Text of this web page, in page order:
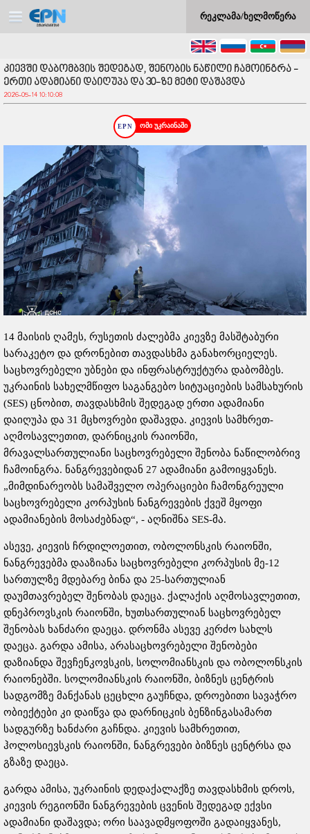
რეკლამა/ხელმოწერა
კიევში დაბომბვის შედეგად, შენობის ნაწილი ჩამოინგრა -
ერთი ადამიანი დაიღუპა და 30-ზე მეტი დაშავდა
2026-05-14 10:10:08
ომი უკრაინაში
14 მაისის ღამეს, რუსეთის ძალებმა კიევზე მასშტაბური
სარაკეტო და დრონებით თავდასხმა განახორციელეს.
საცხოვრებელი უბნები და ინფრასტრუქტურა დაბომბეს.
უკრაინის სახელმწიფო საგანგებო სიტუაციების სამსახურის
(SES) ცნობით, თავდასხმის შედეგად ერთი ადამიანი
დაიღუპა და 31 მცხოვრები დაშავდა. კიევის სამხრეთ-
აღმოსავლეთით, დარნიცკის რაიონში,
მრავალსართულიანი საცხოვრებელი შენობა ნაწილობრივ
ჩამოინგრა. ნანგრევებიდან 27 ადამიანი გამოიყვანეს.
„მიმდინარეობს სამაშველო ოპერაციები ჩამონგრეული
საცხოვრებელი კორპუსის ნანგრევების ქვეშ მყოფი
ადამიანების მოსაძებნად“, - აღნიშნა SES-მა.
ასევე, კიევის ჩრდილოეთით, ობოლონსკის რაიონში,
ნანგრევებმა დააზიანა საცხოვრებელი კორპუსის მე-12
სართულზე მდებარე ბინა და 25-სართულიან
დაუმთავრებელ შენობას დაეცა. ქალაქის აღმოსავლეთით,
დნეპროვსკის რაიონში, ხუთსართულიან საცხოვრებელ
შენობას ხანძარი დაეცა. დრონმა ასევე კერძო სახლს
დაეცა. გარდა ამისა, არასაცხოვრებელი შენობები
დაზიანდა შევჩენკოვსკის, სოლომიანსკის და ობოლონსკის
რაიონებში. სოლომიანსკის რაიონში, ბიზნეს ცენტრის
სადგომზე მანქანას ცეცხლი გაუჩნდა, დროებითი სავაჭრო
ობიექტები კი დაიწვა და დარნიცკის ბენზინგასამართ
სადგურზე ხანძარი გაჩნდა. კიევის სამხრეთით,
ჰოლოსიევსკის რაიონში, ნანგრევები ბიზნეს ცენტრსა და
გზაზე დაეცა.
გარდა ამისა, უკრაინის დედაქალაქზე თავდასხმის დროს,
კიევის რეგიონში ნანგრევების ცვენის შედეგად ექვსი
ადამიანი დაშავდა; ორი საავადმყოფოში გადაიყვანეს,